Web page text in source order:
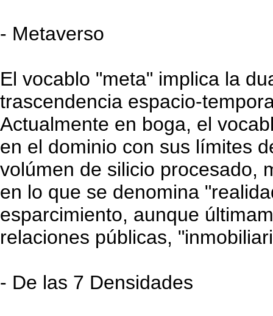
- Metaverso
El vocablo "meta" implica la
trascendencia espacio-
Actualmente en boga, el
en el dominio con sus límites
volúmen de silicio procesado,
en lo que se denomina
esparcimiento, aunque
relaciones públicas,
- De las 7 Densidades